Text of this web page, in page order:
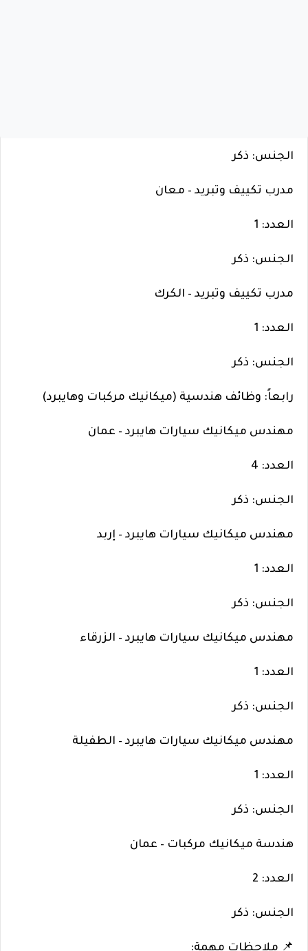
الجنس: ذكر
مدرب تكييف وتبريد – معان
العدد: 1
الجنس: ذكر
مدرب تكييف وتبريد – الكرك
العدد: 1
الجنس: ذكر
رابعاً: وظائف هندسية (ميكانيك مركبات وهايبرد)
مهندس ميكانيك سيارات هايبرد – عمان
العدد: 4
الجنس: ذكر
مهندس ميكانيك سيارات هايبرد – إربد
العدد: 1
الجنس: ذكر
مهندس ميكانيك سيارات هايبرد – الزرقاء
العدد: 1
الجنس: ذكر
مهندس ميكانيك سيارات هايبرد – الطفيلة
العدد: 1
الجنس: ذكر
هندسة ميكانيك مركبات – عمان
العدد: 2
الجنس: ذكر
📌 ملاحظات مهمة: